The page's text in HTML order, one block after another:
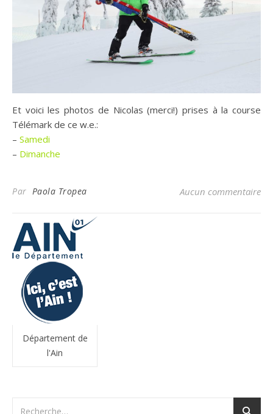
Et voici les photos de Nicolas (merci!) prises à la course
Télémark de ce w.e.:
– Samedi
– Dimanche
Par Paola Tropea Aucun commentaire
Département de
l'Ain